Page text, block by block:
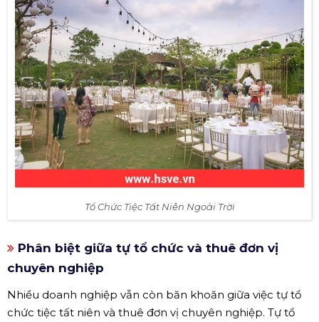
Tổ Chức Tiệc Tất Niên Ngoài Trời
Phân biệt giữa tự tổ chức và thuê đơn vị
chuyên nghiệp
Nhiều doanh nghiệp vẫn còn băn khoăn giữa việc tự tổ
chức tiệc tất niên và thuê đơn vị chuyên nghiệp. Tự tổ